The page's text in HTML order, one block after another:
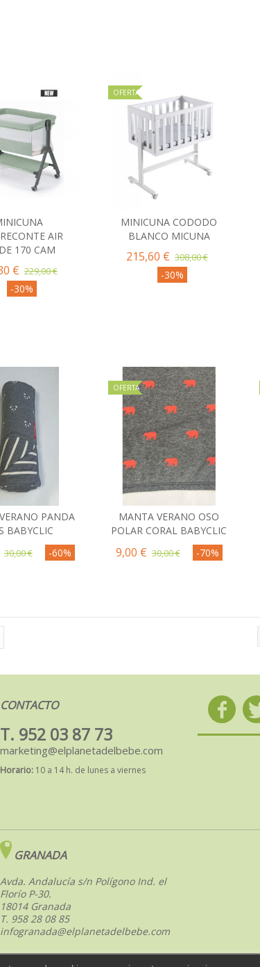
AIR
170 CAM
€ 229,00 €
-30%
OFERTA
Comprar
MINICUNA CODODO
BLANCO MICUNA
215,60 € 308,00 €
-30%
PANDA
BABYCLIC
30,00 € -60%
OFERTA
Comprar
MANTA VERANO OSO
POLAR CORAL BABYCLIC
9,00 € 30,00 € -70%
CONTACTO
T. 952 03 87 73
marketing@elplanetadelbebe.com
Horario: 10 a 14 h. de lunes a viernes
GRANADA
Avda. Andalucía s/n Polígono Ind. el
Florío P-30.
18014 Granada
T. 958 28 08 85
infogranada@elplanetadelbebe.com